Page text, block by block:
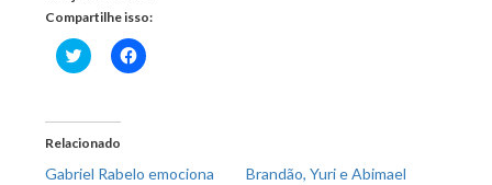
Compartilhe isso:
Clique
para
em
nova
janela)
Clique
para
Relacionado
Gabriel Rabelo emociona
Brandão, Yuri e Abimael